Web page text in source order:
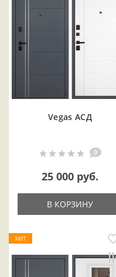
Vegas АСД
0
25 000 руб.
В КОРЗИНУ
ХИТ